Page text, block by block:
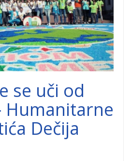
se uči od
Humanitarne
Dečija